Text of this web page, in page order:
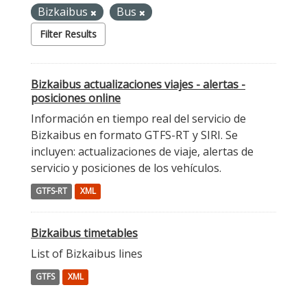
Bizkaibus
Bus
Filter Results
Bizkaibus actualizaciones viajes - alertas -
posiciones online
Información en tiempo real del servicio de
Bizkaibus en formato GTFS-RT y SIRI. Se
incluyen: actualizaciones de viaje, alertas de
servicio y posiciones de los vehículos.
GTFS-RT XML
Bizkaibus timetables
List of Bizkaibus lines
GTFS XML